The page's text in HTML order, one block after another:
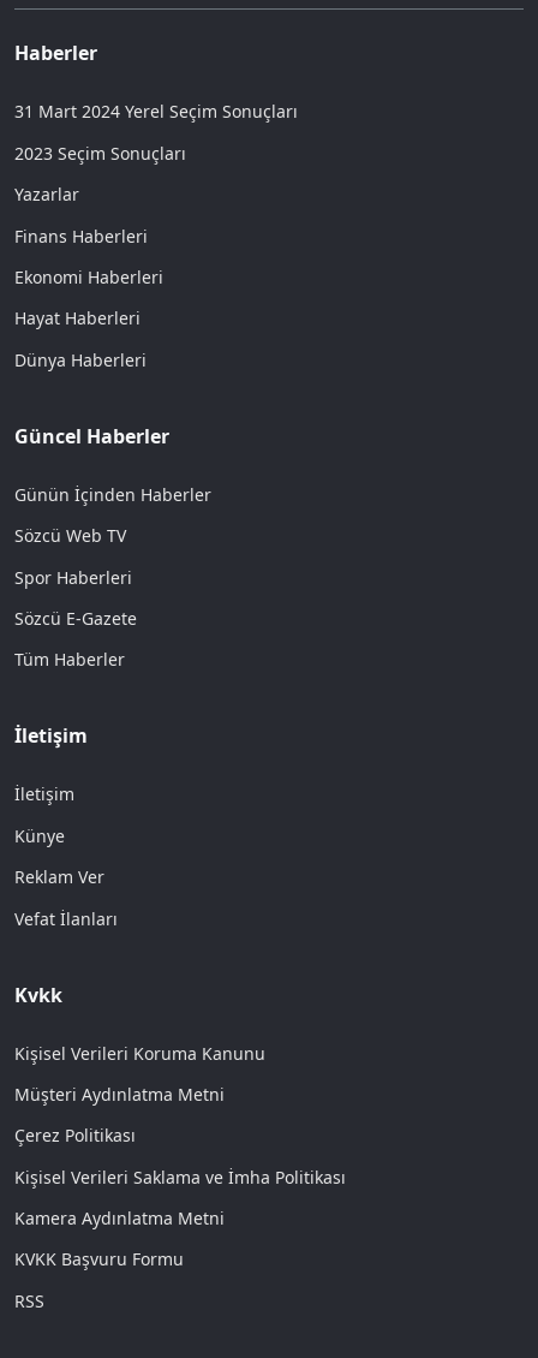
Haberler
31 Mart 2024 Yerel Seçim Sonuçları
2023 Seçim Sonuçları
Yazarlar
Finans Haberleri
Ekonomi Haberleri
Hayat Haberleri
Dünya Haberleri
Güncel Haberler
Günün İçinden Haberler
Sözcü Web TV
Spor Haberleri
Sözcü E-Gazete
Tüm Haberler
İletişim
İletişim
Künye
Reklam Ver
Vefat İlanları
Kvkk
Kişisel Verileri Koruma Kanunu
Müşteri Aydınlatma Metni
Çerez Politikası
Kişisel Verileri Saklama ve İmha Politikası
Kamera Aydınlatma Metni
KVKK Başvuru Formu
RSS